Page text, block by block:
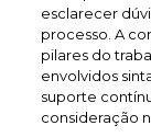
esclarecer
processo. A
pilares do
envolvidos
suporte
consideração